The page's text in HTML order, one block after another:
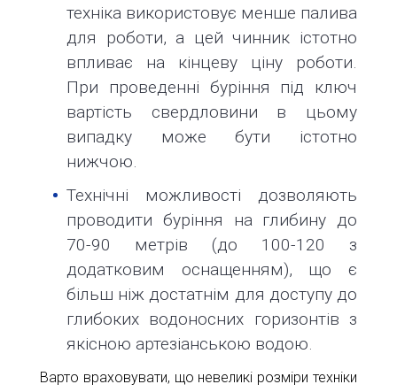
техніка використовує менше палива
для роботи, а цей чинник істотно
впливає на кінцеву ціну роботи.
При проведенні буріння під ключ
вартість свердловини в цьому
випадку може бути істотно
нижчою.
Технічні можливості дозволяють
проводити буріння на глибину до
70-90 метрів (до 100-120 з
додатковим оснащенням), що є
більш ніж достатнім для доступу до
глибоких водоносних горизонтів з
якісною артезіанською водою.
Варто враховувати, що невеликі розміри техніки